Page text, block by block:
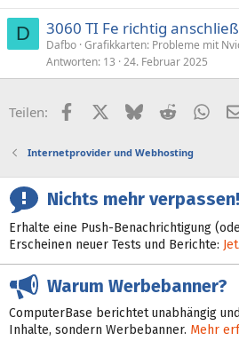
D 3060 TI Fe richtig
Dafbo Grafikkarten: Probleme mit
Antworten 13 24. Februar 2025
Teilen: FacebookX (Twitter)
BlueskyReddit
Internetprovider und Webhosting
Nichts mehr verpassen!
Erhalte eine Push-Benachrichtigung
Erscheinen neuer Tests und Berichte:
Warum Werbebanner?
ComputerBase berichtet unabhängig
Inhalte, sondern Werbebanner. Mehr